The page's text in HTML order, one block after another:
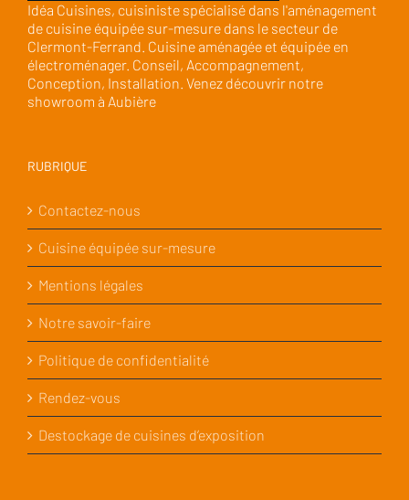
Idéa Cuisines, cuisiniste spécialisé dans l'aménagement
de cuisine équipée sur-mesure dans le secteur de
Clermont-Ferrand. Cuisine aménagée et équipée en
électroménager. Conseil, Accompagnement,
Conception, Installation. Venez découvrir notre
showroom à Aubière
RUBRIQUE
Contactez-nous
Cuisine équipée sur-mesure
Mentions légales
Notre savoir-faire
Politique de confidentialité
Rendez-vous
Destockage de cuisines d’exposition